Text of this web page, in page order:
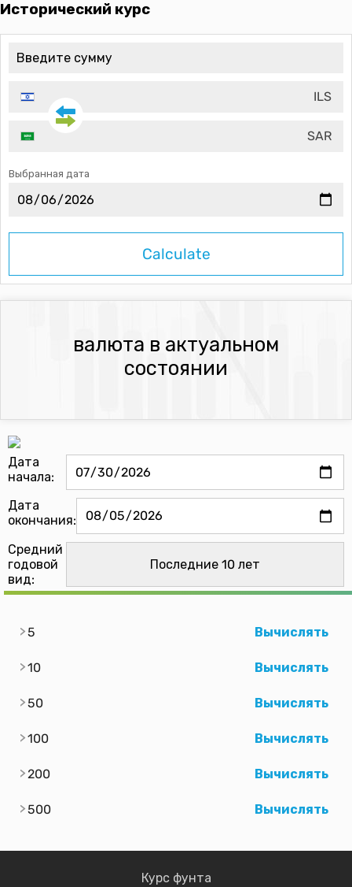
Исторический курс
ILS
SAR
Выбранная дата
валюта в актуальном
состоянии
Дата
начала:
Дата
окончания:
Средний
годовой
вид:
5 Вычислять
10 Вычислять
50 Вычислять
100 Вычислять
200 Вычислять
500 Вычислять
Курс фунта